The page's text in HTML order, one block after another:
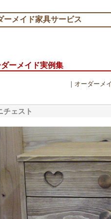
ーメイド家具サービス
ーメイド実例集
｜ オーダーメ
チェスト